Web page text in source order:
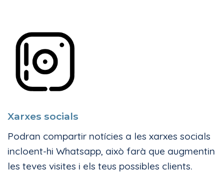
Xarxes socials
Podran compartir notícies a les xarxes socials
incloent-hi Whatsapp, això farà que augmentin
les teves visites i els teus possibles clients.